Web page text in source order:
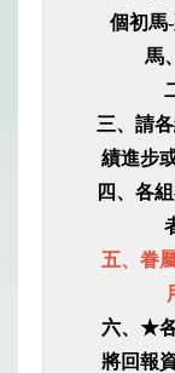
個初馬
馬
三、請
績進步
四、各
五、眷
六、★各
將回報